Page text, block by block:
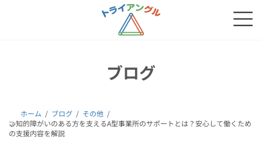
ブログ
ホーム ブログ
その他
🤝知的障がいのある方を支えるA型事業所のサポートとは？安心して働くため
の支援内容を解説